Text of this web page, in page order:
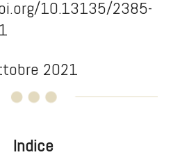
10.13135/2385-
2021
Indice